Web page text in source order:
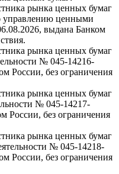
рынка ценных бумаг
управлению ценными
выдана Банком
рынка ценных бумаг
№ 045-14216-
России, без ограничения
рынка ценных бумаг
№ 045-14217-
России, без ограничения
рынка ценных бумаг
№ 045-14218-
России, без ограничения